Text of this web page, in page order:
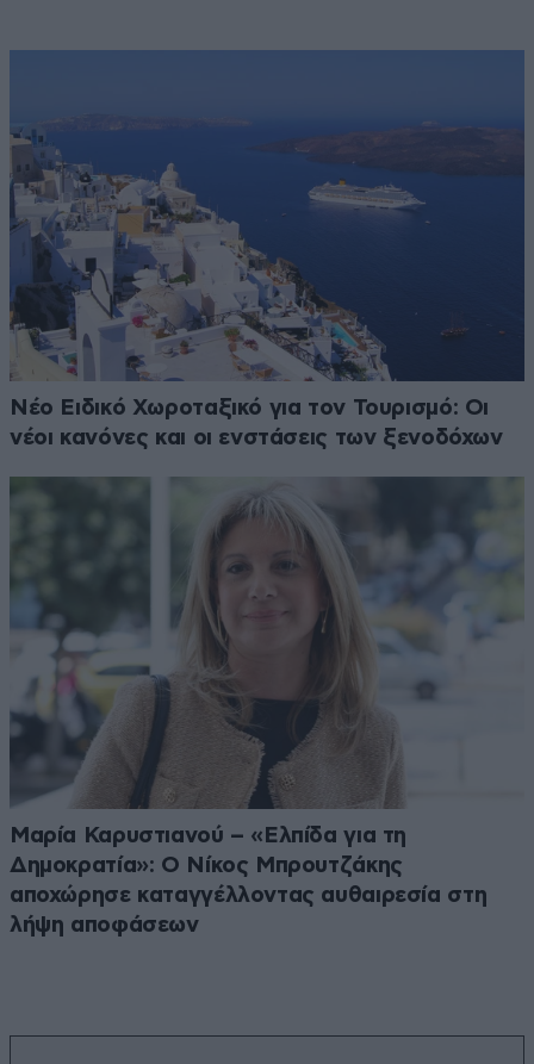
Νέο Ειδικό Χωροταξικό για τον Τουρισμό: Οι
νέοι κανόνες και οι ενστάσεις των ξενοδόχων
Μαρία Καρυστιανού – «Ελπίδα για τη
Δημοκρατία»: Ο Νίκος Μπρουτζάκης
αποχώρησε καταγγέλλοντας αυθαιρεσία στη
λήψη αποφάσεων